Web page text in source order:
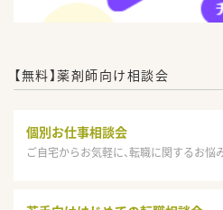
【無料】薬剤師向け相談会
個別お仕事相談会
ご自宅からお気軽に、転職に関するお悩